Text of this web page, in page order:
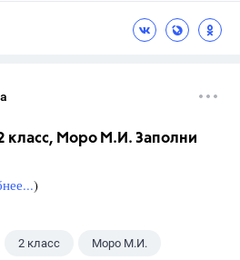
класс, Моро М.И. Заполни
)
2 класс Моро М.И.